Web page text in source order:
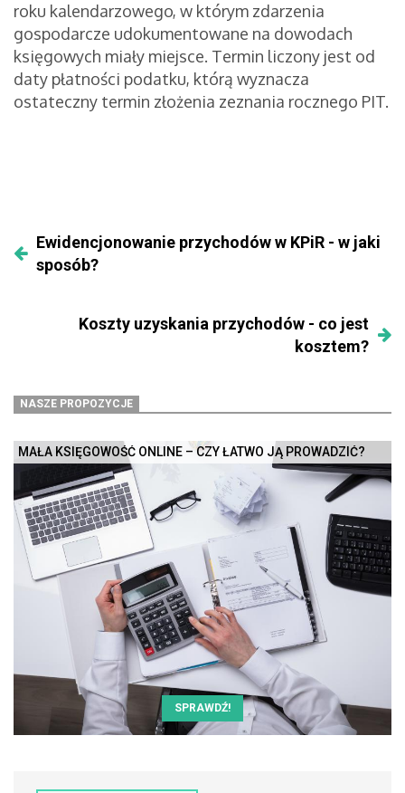
roku kalendarzowego, w którym zdarzenia
gospodarcze udokumentowane na dowodach
księgowych miały miejsce. Termin liczony jest od
daty płatności podatku, którą wyznacza
ostateczny termin złożenia zeznania rocznego PIT.
Ewidencjonowanie przychodów w KPiR - w jaki
sposób?
Koszty uzyskania przychodów - co jest
kosztem?
NASZE PROPOZYCJE
MAŁA KSIĘGOWOŚĆ ONLINE – CZY ŁATWO JĄ PROWADZIĆ?
SPRAWDŹ!